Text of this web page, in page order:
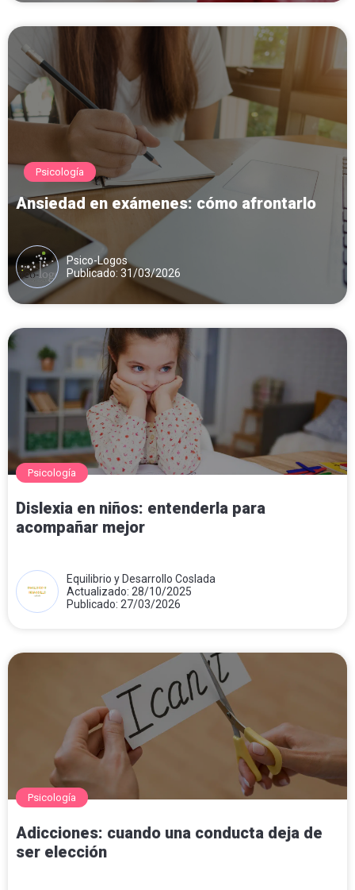
Psicología
Ansiedad en exámenes: cómo afrontarlo
Psico-Logos
Publicado: 31/03/2026
Psicología
Dislexia en niños: entenderla para
acompañar mejor
Equilibrio y Desarrollo Coslada
Actualizado: 28/10/2025
Publicado: 27/03/2026
Psicología
Adicciones: cuando una conducta deja de
ser elección